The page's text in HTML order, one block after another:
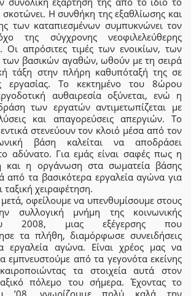
Η συνθήκη της εξαθλίωσης και
των καταπιεσμένων συμπυκνώνει τον
της σύγχρονης νεοφιλελεύθερης
Οι απρόσιτες τιμές των ενοικίων, των
των βασικών αγαθών, ωθούν με τη σειρά
τάξη στην πλήρη καθυπόταξή της σε
εργασίας. Το κεκτημένο του 8ώρου
αυθαιρεσία οξύνεται, ενώ η
των εργατών αντιμετωπίζεται με
και απαγορεύσεις απεργιών. Το
στενεύουν τον κλοιό μέσα από τον
βάση καλείται να αποδράσει
αδύνατο. Για εμάς είναι σαφές πως η
και η οργάνωση στα σωματεία βάσης
από τα βασικότερα εργαλεία αγώνα για
ταξική χειραφέτηση.
οφείλουμε να υπενθυμίσουμε στους
συλλογική μνήμη της κοινωνικής
2008, μιας εξέγερσης που
τα πλήθη, διαμόρφωσε συνειδήσεις
εργαλεία αγώνα. Είναι χρέος μας να
εμπνευστούμε από τα γεγονότα εκείνης
τα στοιχεία αυτά στον
πόλεμο του σήμερα. Έχοντας το
’08, γνωρίζουμε πολύ καλά την